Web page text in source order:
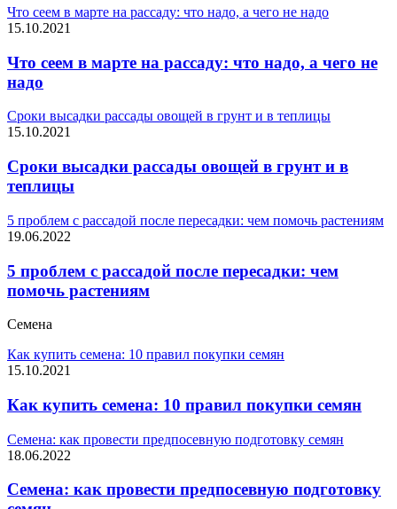
Что сеем в марте на рассаду: что надо, а чего не надо
15.10.2021
Что сеем в марте на рассаду: что надо, а чего не
надо
Сроки высадки рассады овощей в грунт и в теплицы
15.10.2021
Сроки высадки рассады овощей в грунт и в
теплицы
5 проблем с рассадой после пересадки: чем помочь растениям
19.06.2022
5 проблем с рассадой после пересадки: чем
помочь растениям
Семена
Как купить семена: 10 правил покупки семян
15.10.2021
Как купить семена: 10 правил покупки семян
Семена: как провести предпосевную подготовку семян
18.06.2022
Семена: как провести предпосевную подготовку